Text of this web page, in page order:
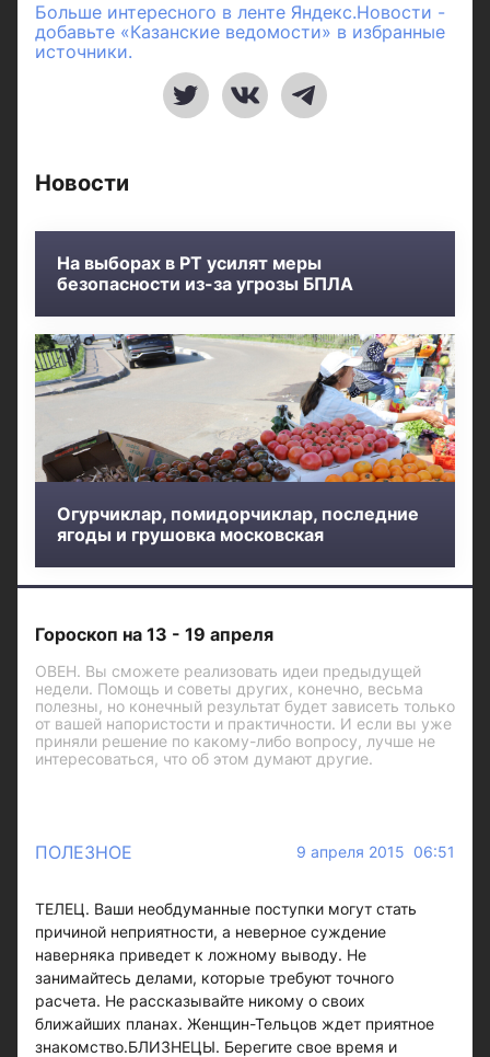
Больше интересного в ленте Яндекс.Новости -
добавьте «Казанские ведомости» в избранные
источники.
Новости
На выборах в РТ усилят меры
безопасности из-за угрозы БПЛА
Огурчиклар, помидорчиклар, последние
ягоды и грушовка московская
Гороскоп на 13 - 19 апреля
ОВЕН. Вы сможете реализовать идеи предыдущей
недели. Помощь и советы других, конечно, весьма
полезны, но конечный результат будет зависеть только
от вашей напористости и практичности. И если вы уже
приняли решение по какому-либо вопросу, лучше не
интересоваться, что об этом думают другие.
ПОЛЕЗНОЕ 9 апреля 2015 06:51
ТЕЛЕЦ. Ваши необдуманные поступки могут стать
причиной неприятности, а неверное суждение
наверняка приведет к ложному выводу. Не
занимайтесь делами, которые требуют точного
расчета. Не рассказывайте никому о своих
ближайших планах. Женщин-Тельцов ждет приятное
знакомство.БЛИЗНЕЦЫ. Берегите свое время и